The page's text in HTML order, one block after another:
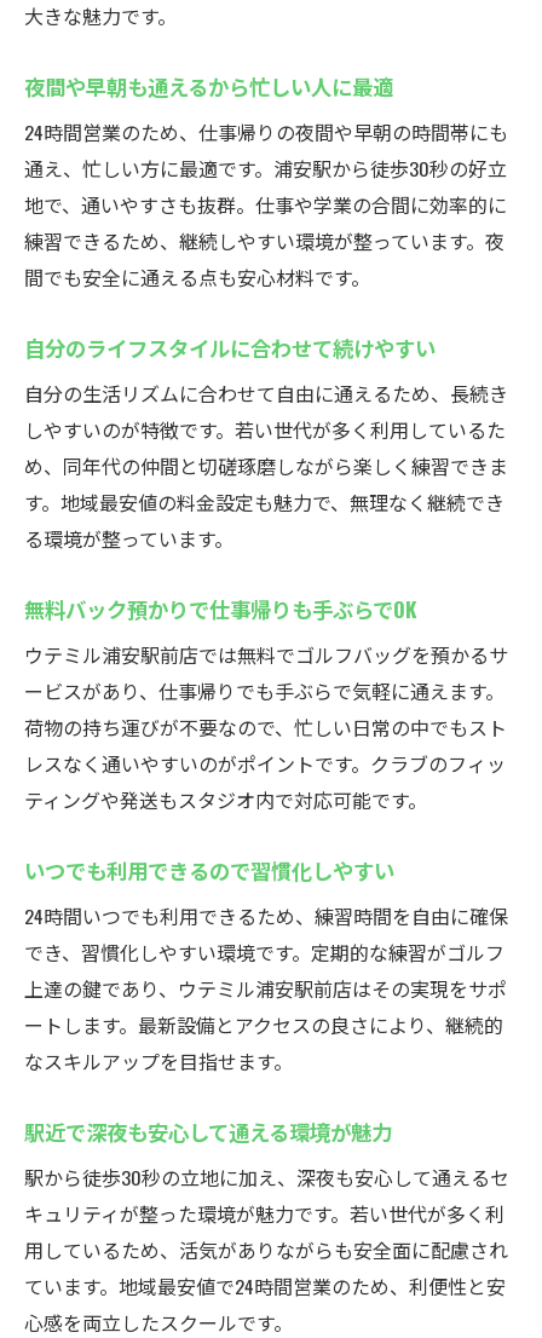
大きな魅力です。
夜間や早朝も通えるから忙しい人に最適
24時間営業のため、仕事帰りの夜間や早朝の時間帯にも
通え、忙しい方に最適です。浦安駅から徒歩30秒の好立
地で、通いやすさも抜群。仕事や学業の合間に効率的に
練習できるため、継続しやすい環境が整っています。夜
間でも安全に通える点も安心材料です。
自分のライフスタイルに合わせて続けやすい
自分の生活リズムに合わせて自由に通えるため、長続き
しやすいのが特徴です。若い世代が多く利用しているた
め、同年代の仲間と切磋琢磨しながら楽しく練習できま
す。地域最安値の料金設定も魅力で、無理なく継続でき
る環境が整っています。
無料バック預かりで仕事帰りも手ぶらでOK
ウテミル浦安駅前店では無料でゴルフバッグを預かるサ
ービスがあり、仕事帰りでも手ぶらで気軽に通えます。
荷物の持ち運びが不要なので、忙しい日常の中でもスト
レスなく通いやすいのがポイントです。クラブのフィッ
ティングや発送もスタジオ内で対応可能です。
いつでも利用できるので習慣化しやすい
24時間いつでも利用できるため、練習時間を自由に確保
でき、習慣化しやすい環境です。定期的な練習がゴルフ
上達の鍵であり、ウテミル浦安駅前店はその実現をサポ
ートします。最新設備とアクセスの良さにより、継続的
なスキルアップを目指せます。
駅近で深夜も安心して通える環境が魅力
駅から徒歩30秒の立地に加え、深夜も安心して通えるセ
キュリティが整った環境が魅力です。若い世代が多く利
用しているため、活気がありながらも安全面に配慮され
ています。地域最安値で24時間営業のため、利便性と安
心感を両立したスクールです。